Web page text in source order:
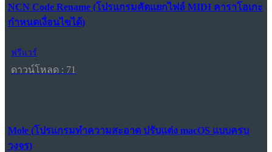
NCN Code Rename (โปรแกรมคัดแยกไฟล์ MIDI คาราโอเกะ
กำหนดเงื่อนไขได้)
ฟรีแวร์
ดาวน์โหลด : 71
Mole (โปรแกรมทำความสะอาด ปรับแต่ง macOS แบบครบ
วงจร)